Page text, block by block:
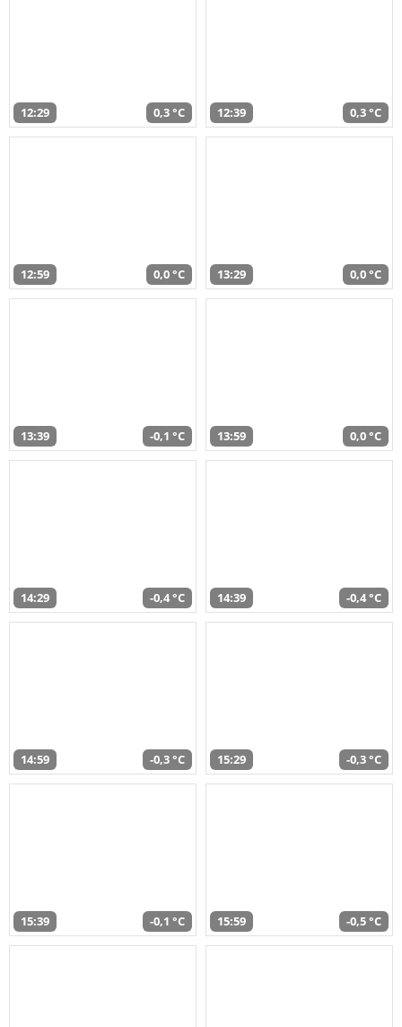
12:29 0,3 °C 12:39 0,3 °C
12:59 0,0 °C 13:29 0,0 °C
13:39 -0,1 °C 13:59 0,0 °C
14:29 -0,4 °C 14:39 -0,4 °C
14:59 -0,3 °C 15:29 -0,3 °C
15:39 -0,1 °C 15:59 -0,5 °C